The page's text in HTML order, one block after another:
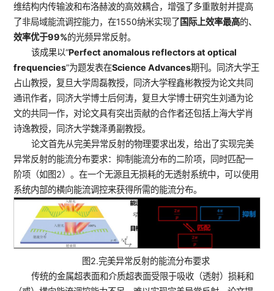
维结构内传输波和布洛赫波的高效耦合，增强了多重散射并提高
了非局域能流调控能力，在1550纳米实现了 国际上效率最高的、
效率优于99%的光频异常反射。
该成果以“Perfect anomalous reflectors at optical
frequencies”为题发表在Science Advances期刊。同济大学王
占山教授，复旦大学周磊教授，同济大学程鑫彬教授为论文共同
通讯作者，同济大学博士后何涛，复旦大学博士研究生刘通为论
文的共同一作，对论文具有突出贡献的合作者还包括上海大学肖
诗逸教授，同济大学魏泽勇副教授。
论文首先从完美异常反射的物理要求出发，给出了实现完美
异常反射的能流分布要求：抑制能流分布的二阶项，同时匹配一
阶项（如图2）。在一个无源且无损耗的无透射系统中，可以使用
系统内部的横向能流调控来获得所需的能流分布。
图2.完美异常反射的能流分布要求
传统的金属超表面和介质超表面受限于吸收（透射）损耗和